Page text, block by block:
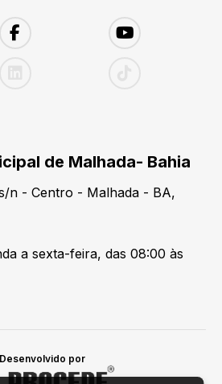
de Malhada- Bahia
n - Centro - Malhada - BA,
a sexta-feira, das 08:00 às
Desenvolvido por